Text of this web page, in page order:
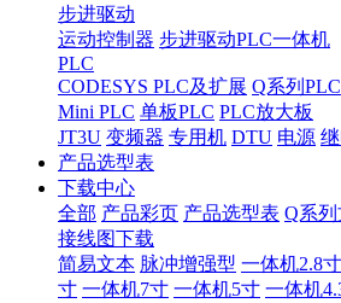
步进驱动
运动控制器 步进驱动PLC一体机
PLC
CODESYS PLC及扩展 Q系列PLC
Mini PLC 单板PLC PLC放大板
JT3U 变频器 专用机 DTU 电源
产品选型表
下载中心
全部 产品彩页 产品选型表 Q系
接线图下载
简易文本 脉冲增强型 一体机2.8寸
寸 一体机7寸 一体机5寸 一体机